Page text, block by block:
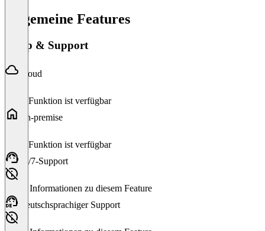
Allgemeine Features
Setup & Support
Cloud
Diese Funktion ist verfügbar
On-premise
Diese Funktion ist verfügbar
24/7-Support
Keine Informationen zu diesem Feature
Deutschsprachiger Support